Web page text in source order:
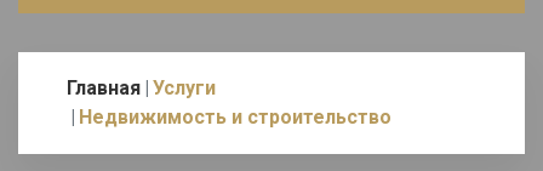
Главная Услуги
Недвижимость и строительство